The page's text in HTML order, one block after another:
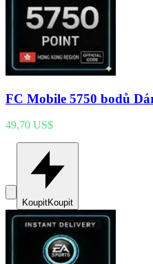
FC Mobile 5750 bodů
49,70 US$
KoupitKoupit